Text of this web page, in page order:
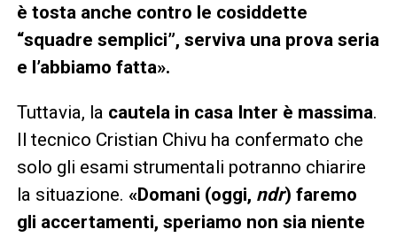
è tosta anche contro le cosiddette
“squadre semplici”, serviva una prova seria
e l’abbiamo fatta».
Tuttavia, la cautela in casa Inter è massima.
Il tecnico Cristian Chivu ha confermato che
solo gli esami strumentali potranno chiarire
la situazione. «Domani (oggi, ndr) faremo
gli accertamenti, speriamo non sia niente